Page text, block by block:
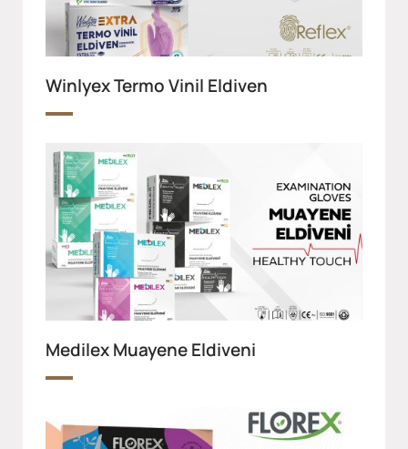
Winlyex Termo Vinil Eldiven
Medilex Muayene Eldiveni